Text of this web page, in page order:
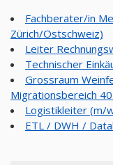
Fachberater/in
Zürich/Ostschweiz)
Leiter
Technischer
Grossraum
Migrationsbereich
Logistikleiter (m/
ETL / DWH /